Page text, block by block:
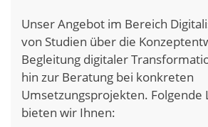
Unser Angebot im Bereich
von Studien über die
Begleitung digitaler
hin zur Beratung bei konkreten
Umsetzungsprojekten. Folgende
bieten wir Ihnen: